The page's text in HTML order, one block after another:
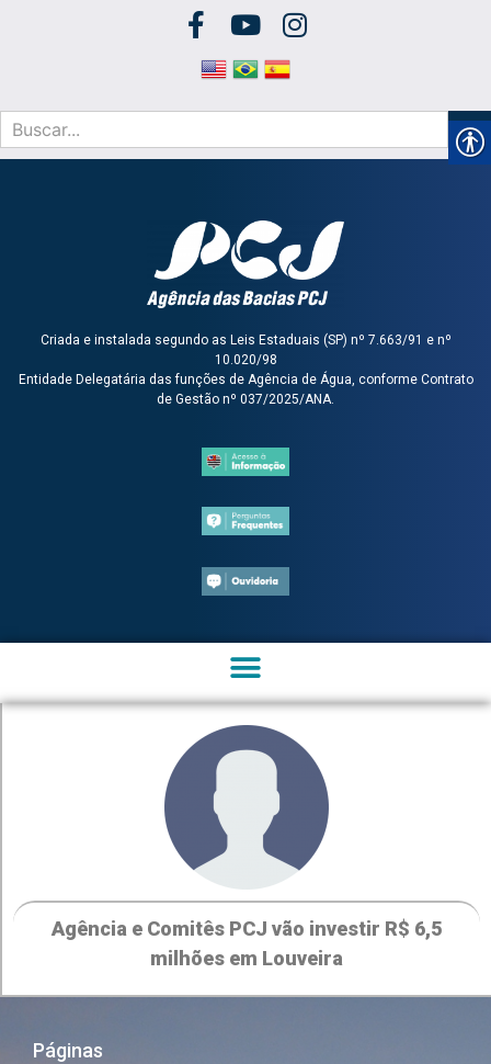
Criada e instalada segundo as Leis Estaduais (SP) nº 7.663/91 e nº
10.020/98
Entidade Delegatária das funções de Agência de Água, conforme Contrato
de Gestão nº 037/2025/ANA.
Agência e Comitês PCJ vão investir R$ 6,5
milhões em Louveira
Páginas